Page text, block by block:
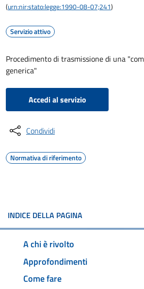
(urn:nir:stato:legge:1990-08-07;241)
Servizio attivo
Procedimento di trasmissione di una
generica"
Accedi al servizio
Condividi
Normativa di riferimento
INDICE DELLA PAGINA
A chi è rivolto
Approfondimenti
Come fare